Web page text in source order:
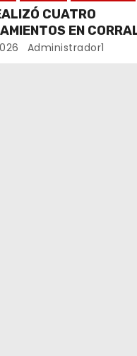
CUATRO
EN
IFFLINGER
Administrador1